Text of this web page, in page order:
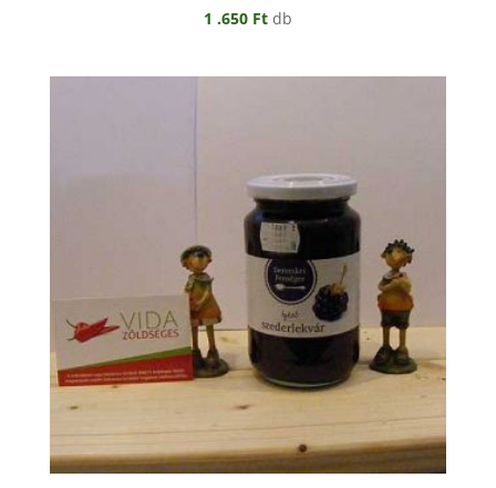
1 .650 Ft db